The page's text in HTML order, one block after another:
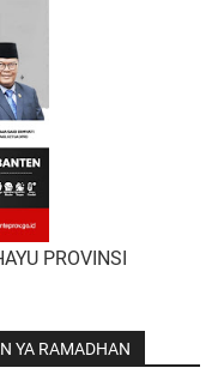
PROVINSI
YA RAMADHAN